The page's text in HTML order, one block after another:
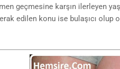
geçmesine karşın ilerleyen
edilen konu ise bulaşıcı olup